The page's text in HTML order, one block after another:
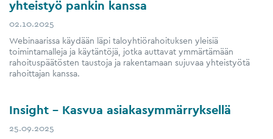
yhteistyö pankin kanssa
02.10.2025
Webinaarissa käydään läpi taloyhtiörahoituksen yleisiä
toimintamalleja ja käytäntöjä, jotka auttavat ymmärtämään
rahoituspäätösten taustoja ja rakentamaan sujuvaa yhteistyötä
rahoittajan kanssa.
Insight – Kasvua asiakasymmärryksellä
25.09.2025